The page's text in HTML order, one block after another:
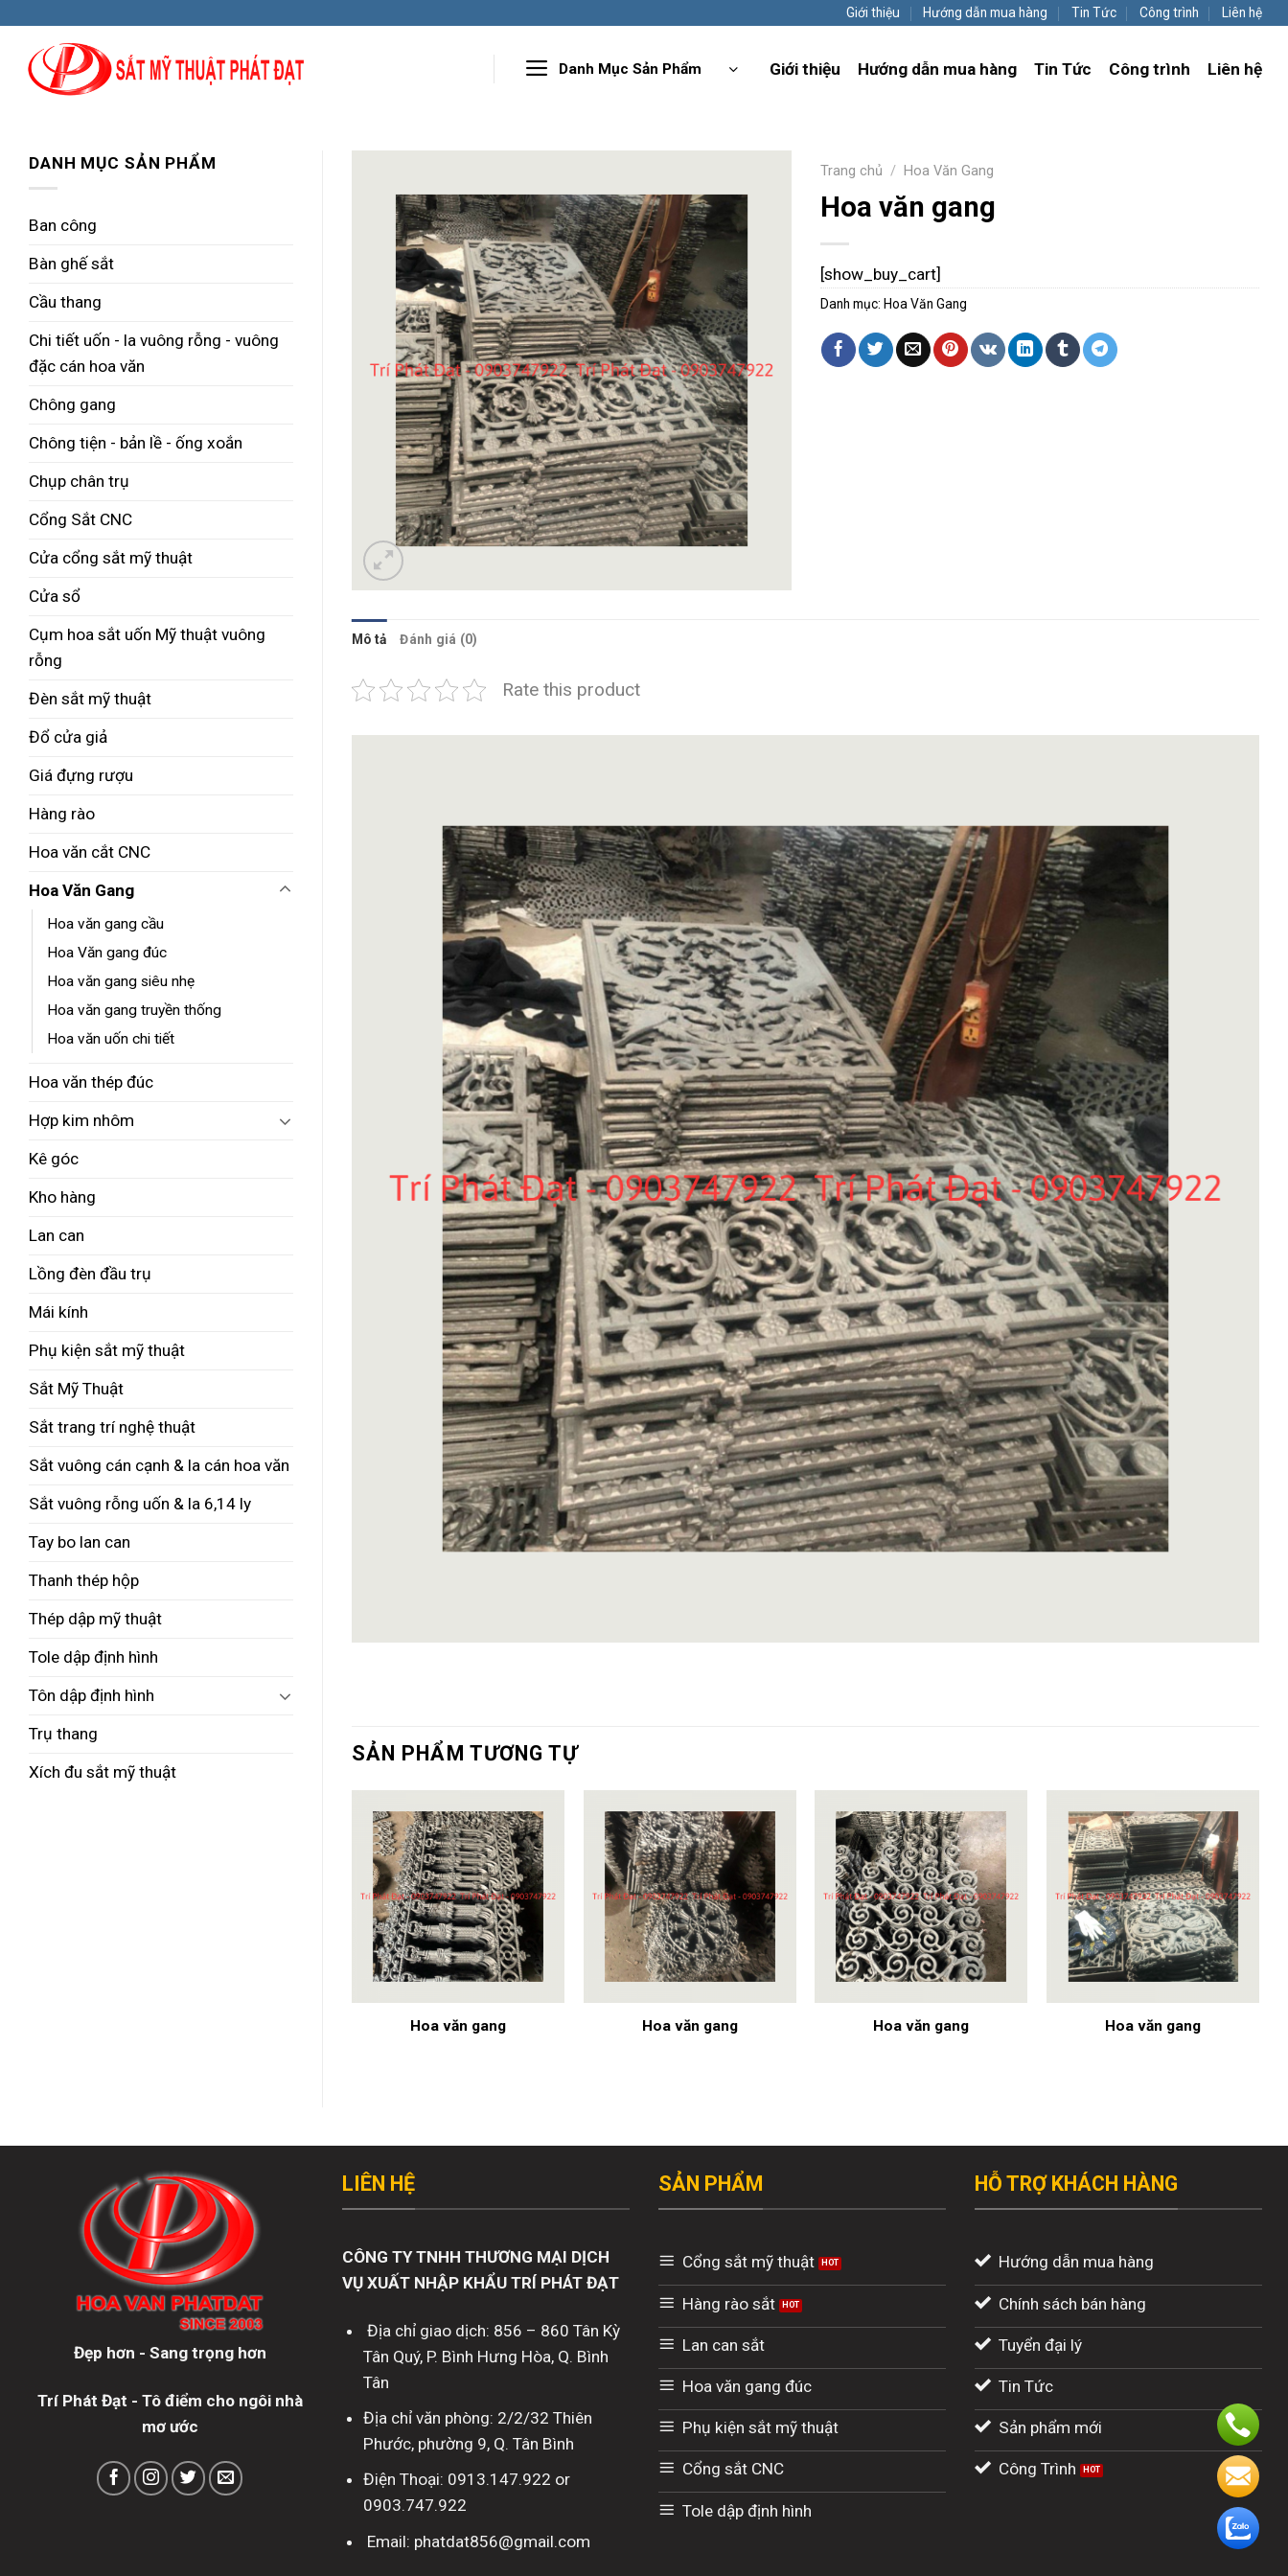
content
Giới thiệu Hướng dẫn mua hàng Tin Tức Công trình Liên hệ
Danh Mục Sản Phẩm Giới thiệu Hướng dẫn mua hàng Tin Tức Công trình Liên hệ
DANH MỤC SẢN PHẨM
Ban công
Bàn ghế sắt
Cầu thang
Chi tiết uốn - la vuông rỗng - vuông
đặc cán hoa văn
Chông gang
Chông tiện - bản lề - ống xoắn
Chụp chân trụ
Cổng Sắt CNC
Cửa cổng sắt mỹ thuật
Cửa sổ
Cụm hoa sắt uốn Mỹ thuật vuông
rỗng
Đèn sắt mỹ thuật
Đổ cửa giả
Giá đựng rượu
Hàng rào
Hoa văn cắt CNC
Hoa Văn Gang
Hoa văn gang cầu
Hoa Văn gang đúc
Hoa văn gang siêu nhẹ
Hoa văn gang truyền thống
Hoa văn uốn chi tiết
Hoa văn thép đúc
Hợp kim nhôm
Kê góc
Kho hàng
Lan can
Lồng đèn đầu trụ
Mái kính
Phụ kiện sắt mỹ thuật
Sắt Mỹ Thuật
Sắt trang trí nghệ thuật
Sắt vuông cán cạnh & la cán hoa văn
Sắt vuông rỗng uốn & la 6,14 ly
Tay bo lan can
Thanh thép hộp
Thép dập mỹ thuật
Tole dập định hình
Tôn dập định hình
Trụ thang
Xích đu sắt mỹ thuật
Trang chủ / Hoa Văn Gang
Hoa văn gang
[show_buy_cart]
Danh mục: Hoa Văn Gang
Mô tả Đánh giá (0)
Rate this product
SẢN PHẨM TƯƠNG TỰ
Hoa văn gang Hoa văn gang Hoa văn gang Hoa văn gang
Đẹp hơn - Sang trọng hơn
Trí Phát Đạt - Tô điểm cho ngôi nhà
mơ ước
LIÊN HỆ
CÔNG TY TNHH THƯƠNG MẠI DỊCH
VỤ XUẤT NHẬP KHẨU TRÍ PHÁT ĐẠT
Địa chỉ giao dịch: 856 – 860 Tân Kỳ
Tân Quý, P. Bình Hưng Hòa, Q. Bình
Tân
Địa chỉ văn phòng: 2/2/32 Thiên
Phước, phường 9, Q. Tân Bình
Điện Thoại: 0913.147.922 or
0903.747.922
Email: phatdat856@gmail.com
SẢN PHẨM
Cổng sắt mỹ thuật
Hàng rào sắt
Lan can sắt
Hoa văn gang đúc
Phụ kiện sắt mỹ thuật
Cổng sắt CNC
Tole dập định hình
HỖ TRỢ KHÁCH HÀNG
Hướng dẫn mua hàng
Chính sách bán hàng
Tuyển đại lý
Tin Tức
Sản phẩm mới
Công Trình